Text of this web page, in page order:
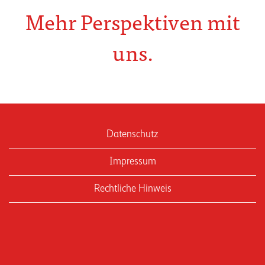
Mehr Perspektiven mit
uns.
Datenschutz
Impressum
Rechtliche Hinweis